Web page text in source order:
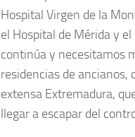
Hospital Virgen de la
el Hospital de Mérida y
continúa y necesitamos
residencias de ancianos,
extensa Extremadura,
llegar a escapar del